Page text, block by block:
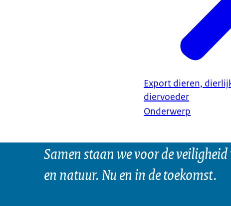
Export dieren,
diervoeder
Onderwerp
Samen staan we voor de
en natuur. Nu en in de toekomst.